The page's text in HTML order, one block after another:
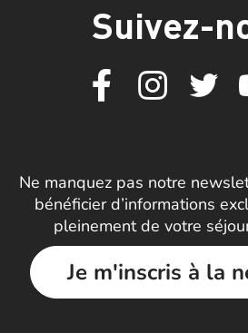
Suivez-
Ne manquez pas notre
bénéficier d’informations
pleinement de votre
Je m'inscris à la